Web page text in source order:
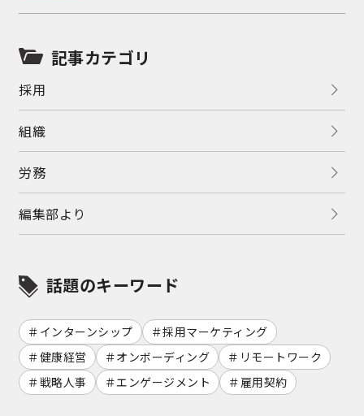
記事カテゴリ
採用
組織
労務
編集部より
話題のキーワード
インターンシップ
採用マーケティング
健康経営
オンボーディング
リモートワーク
戦略人事
エンゲージメント 雇用契約